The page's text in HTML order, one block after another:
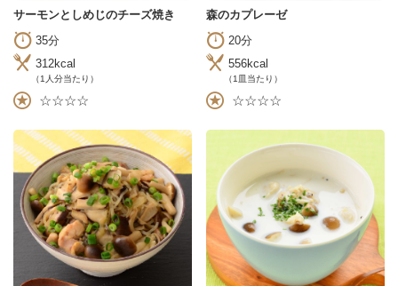
サーモンとしめじのチーズ焼き
35分
312kcal
（1人分当たり）
☆☆☆☆
森のカプレーゼ
20分
556kcal
（1皿当たり）
☆☆☆☆